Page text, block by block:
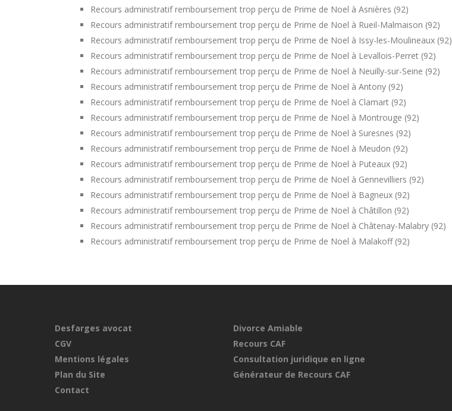
Recours administratif remboursement trop perçu de Prime de Noel à Asnières (92)
Recours administratif remboursement trop perçu de Prime de Noel à Rueil-Malmaison (92)
Recours administratif remboursement trop perçu de Prime de Noel à Issy-les-Moulineaux (92)
Recours administratif remboursement trop perçu de Prime de Noel à Levallois-Perret (92)
Recours administratif remboursement trop perçu de Prime de Noel à Neuilly-sur-Seine (92)
Recours administratif remboursement trop perçu de Prime de Noel à Antony (92)
Recours administratif remboursement trop perçu de Prime de Noel à Clamart (92)
Recours administratif remboursement trop perçu de Prime de Noel à Montrouge (92)
Recours administratif remboursement trop perçu de Prime de Noel à Suresnes (92)
Recours administratif remboursement trop perçu de Prime de Noel à Meudon (92)
Recours administratif remboursement trop perçu de Prime de Noel à Puteaux (92)
Recours administratif remboursement trop perçu de Prime de Noel à Gennevilliers (92)
Recours administratif remboursement trop perçu de Prime de Noel à Bagneux (92)
Recours administratif remboursement trop perçu de Prime de Noel à Châtillon (92)
Recours administratif remboursement trop perçu de Prime de Noel à Châtenay-Malabry (92)
Recours administratif remboursement trop perçu de Prime de Noel à Malakoff (92)
Desfarges avocat
CGV
Mentions légales
Plan du Site
Contact
Divorce Amiable
Recours CAF
Consultation juridique en ligne
Générateur de Recours CAF